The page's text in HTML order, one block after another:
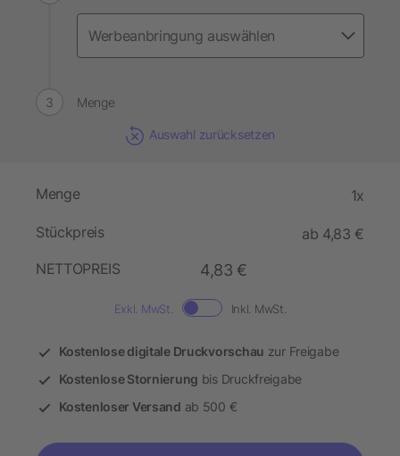
Menge
Auswahl zurücksetzen
Menge 1x
Stückpreis
ab 4,83 €
NETTOPREIS
4,83 €
Exkl. MwSt. Inkl. MwSt.
Kostenlose digitale Druckvorschau zur Freigabe
Kostenlose Stornierung bis Druckfreigabe
Kostenloser Versand ab 500 €